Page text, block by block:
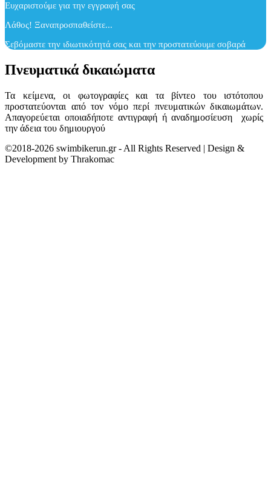
Ευχαριστούμε για την εγγραφή σας
Λάθος! Ξαναπροσπαθείστε...
Σεβόμαστε την ιδιωτικότητά σας και την προστατεύουμε σοβαρά
Πνευματικά δικαιώματα
Τα κείμενα, οι φωτογραφίες και τα βίντεο του ιστότοπου
προστατεύονται από τον νόμο περί πνευματικών δικαιωμάτων.
Απαγορεύεται οποιαδήποτε αντιγραφή ή αναδημοσίευση χωρίς
την άδεια του δημιουργού
©2018-2026 swimbikerun.gr - All Rights Reserved | Design &
Development by Thrakomac